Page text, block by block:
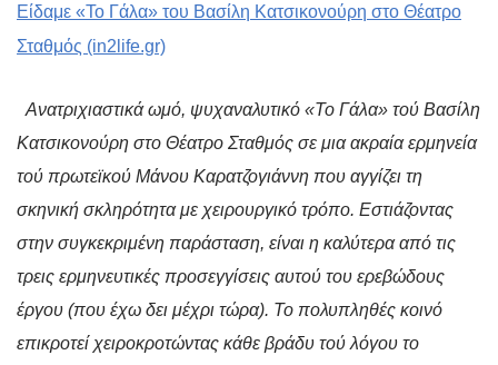
Είδαμε «Το Γάλα» του Βασίλη Κατσικονούρη στο Θέατρο
Σταθμός (in2life.gr)
Aνατριχιαστικά ωμό, ψυχαναλυτικό «To Γάλα» τού Βασίλη
Κατσικονούρη στο Θέατρο Σταθμός σε μια ακραία ερμηνεία
τού πρωτεϊκού Μάνου Καρατζογιάννη που αγγίζει τη
σκηνική σκληρότητα με χειρουργικό τρόπο. Εστιάζοντας
στην συγκεκριμένη παράσταση, είναι η καλύτερα από τις
τρεις ερμηνευτικές προσεγγίσεις αυτού του ερεβώδους
έργου (που έχω δει μέχρι τώρα). Το πολυπληθές κοινό
επικροτεί χειροκροτώντας κάθε βράδυ τού λόγου το